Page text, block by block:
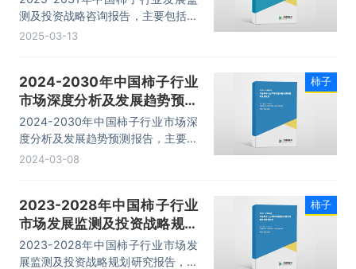
测及投资战略咨询报告，主要包括市
场竞争格局分析、优势企业竞争性财
2025-03-13
2024-2030年中国柿子行业
市场深度分析及发展趋势预测
报告
2024-2030年中国柿子行业市场深
度分析及发展趋势预测报告，主要包
括市场竞争格局分析、优势企业竞争
2024-03-08
柿子
2023-2028年中国柿子行业
市场发展监测及投资战略规划
研究报告
2023-2028年中国柿子行业市场发
展监测及投资战略规划研究报告，主
柿子